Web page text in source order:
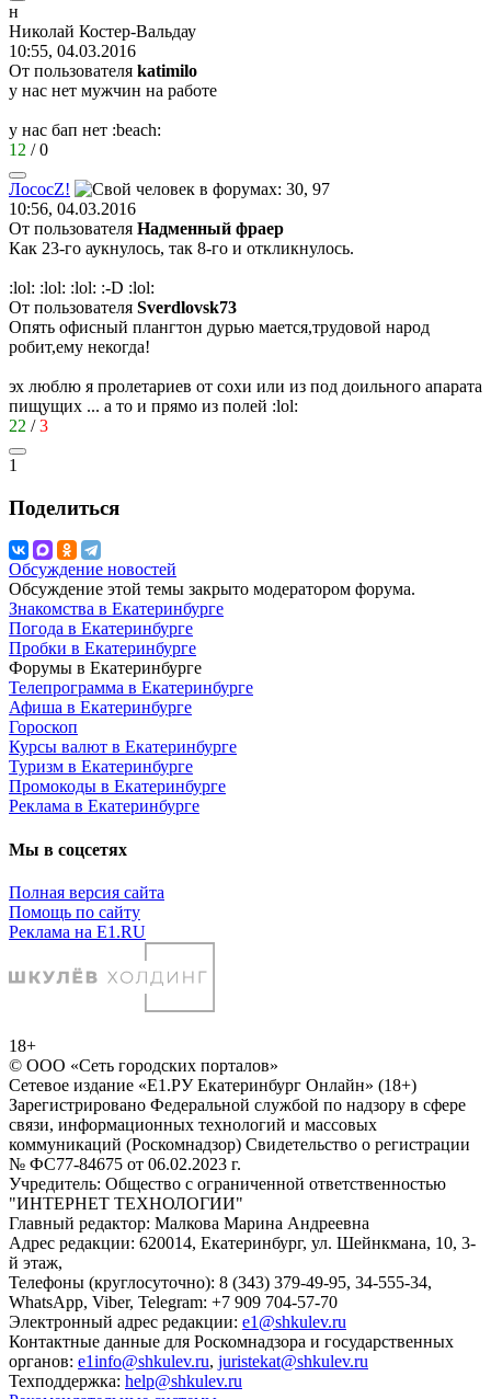
н
Николай Костер-Вальдау
10:55, 04.03.2016
От пользователя katimilo
у нас нет мужчин на работе
у нас бап нет :beach:
12 /0
ЛососZ!
10:56, 04.03.2016
От пользователя Надменный фраер
Как 23-го аукнулось, так 8-го и откликнулось.
:lol: :lol: :lol: :-D :lol:
От пользователя Sverdlovsk73
Опять офисный плангтон дурью мается,трудовой народ
робит,ему некогда!
эх люблю я пролетариев от сохи или из под доильного апарата
пищущих ... а то и прямо из полей :lol:
22 /3
1
Поделиться
Обсуждение новостей
Обсуждение этой темы закрыто модератором форума.
Знакомства в Екатеринбурге
Погода в Екатеринбурге
Пробки в Екатеринбурге
Форумы в Екатеринбурге
Телепрограмма в Екатеринбурге
Афиша в Екатеринбурге
Гороскоп
Курсы валют в Екатеринбурге
Туризм в Екатеринбурге
Промокоды в Екатеринбурге
Реклама в Екатеринбурге
Мы в соцсетях
Полная версия сайта
Помощь по сайту
Реклама на E1.RU
18+
© ООО «Сеть городских порталов»
Сетевое издание «Е1.РУ Екатеринбург Онлайн» (18+)
Зарегистрировано Федеральной службой по надзору в сфере
связи, информационных технологий и массовых
коммуникаций (Роскомнадзор) Свидетельство о регистрации
№ ФС77-84675 от 06.02.2023 г.
Учредитель: Общество с ограниченной ответственностью
"ИНТЕРНЕТ ТЕХНОЛОГИИ"
Главный редактор: Малкова Марина Андреевна
Адрес редакции: 620014, Екатеринбург, ул. Шейнкмана, 10, 3-
й этаж,
Телефоны (круглосуточно): 8 (343) 379-49-95, 34-555-34,
WhatsApp, Viber, Telegram: +7 909 704-57-70
Электронный адрес редакции: e1@shkulev.ru
Контактные данные для Роскомнадзора и государственных
органов: e1info@shkulev.ru, juristekat@shkulev.ru
Техподдержка: help@shkulev.ru